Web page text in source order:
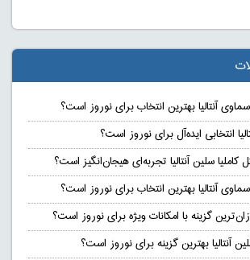
آنتالیا بهترین انتخاب برای نوروز است؟
انتخابی ایده‌آل برای نوروز است؟
سلین آنتالیا تجربه‌ای هیجان‌انگیز است؟
آنتالیا بهترین انتخاب برای نوروز است؟
گزینه با امکانات ویژه برای نوروز است؟
آنتالیا بهترین گزینه برای نوروز است؟